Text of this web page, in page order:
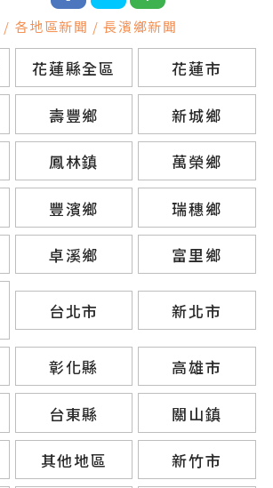
/ 各地區新聞 / 長濱鄉新聞
花蓮縣全區 花蓮市
壽豐鄉 新城鄉
鳳林鎮 萬榮鄉
豐濱鄉 瑞穗鄉
卓溪鄉
富里鄉
台北市 新北市
彰化縣 高雄市
台東縣 關山鎮
其他地區 新竹市